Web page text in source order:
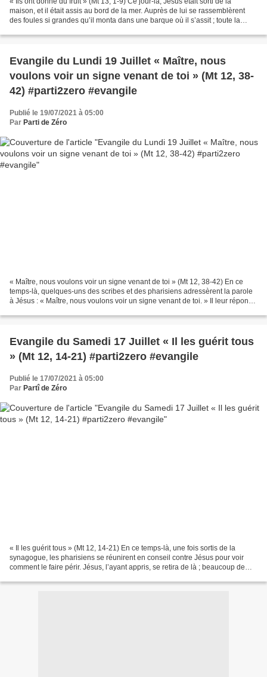
maison, et il était assis au bord de la mer. Auprès de lui se rassemblèrent
des foules si grandes qu’il monta dans une barque où il s’assit ; toute la
Evangile du Lundi 19 Juillet « Maître, nous
voulons voir un signe venant de toi » (Mt 12, 38-
42) #parti2zero #evangile
Publié le 19/07/2021 à 05:00
Par Parti de Zéro
« Maître, nous voulons voir un signe venant de toi » (Mt 12, 38-42) En ce
temps-là, quelques-uns des scribes et des pharisiens adressèrent la parole
à Jésus : « Maître, nous voulons voir un signe venant de toi. » Il leur répondit
Evangile du Samedi 17 Juillet « Il les guérit tous
» (Mt 12, 14-21) #parti2zero #evangile
Publié le 17/07/2021 à 05:00
Par Partî de Zéro
« Il les guérit tous » (Mt 12, 14-21) En ce temps-là, une fois sortis de la
synagogue, les pharisiens se réunirent en conseil contre Jésus pour voir
comment le faire périr. Jésus, l’ayant appris, se retira de là ; beaucoup de